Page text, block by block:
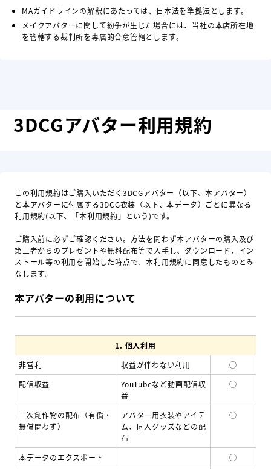
MAガイドラインの解釈にあたっては、日本法を準拠法とします。
メイクアバターに関して紛争が生じた場合には、当社の本店所在地
を管轄する裁判所を専属的合意管轄とします。
3DCGアバター利用規約
この利用規約はご購入いただく3DCGアバター（以下、本アバター）
と本アバターに付属する3DCG衣装（以下、本データ）ごとに異なる
利用規約(以下、「本利用規約」という)です。
ご購入前に必ずご確認ください。方法を問わず本アバターの購入及び
第三者からのプレゼントや無料配布等で入手し、ダウンロード、イン
ストール等の利用を開始した時点で、本利用規約に同意したものとみ
なします。
本アバターの利用について
1. 個人利用
非営利
収益が伴わない利用
◯
配信収益
YouTubeなど動画配信収
益
◯
二次創作物の配布（有償・
無償問わず）
アバター用衣装やアイテ
ム、同人グッズなどの配
布
◯
本データのエクスポート
◯